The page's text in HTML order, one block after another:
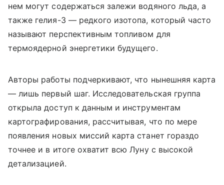
нем могут содержаться залежи водяного льда, а
также гелия-3 — редкого изотопа, который часто
называют перспективным топливом для
термоядерной энергетики будущего.
Авторы работы подчеркивают, что нынешняя карта
— лишь первый шаг. Исследовательская группа
открыла доступ к данным и инструментам
картографирования, рассчитывая, что по мере
появления новых миссий карта станет гораздо
точнее и в итоге охватит всю Луну с высокой
детализацией.